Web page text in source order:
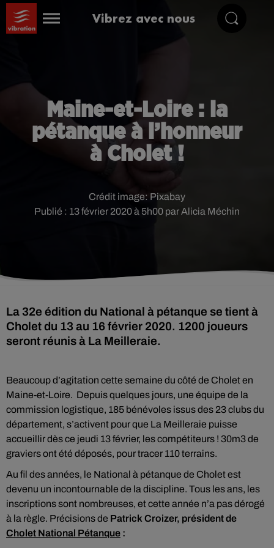
Vibrez avec nous
Maine-et-Loire : la
pétanque à l’honneur
à Cholet !
Publié : 13 février 2020 à 5h00 par Alicia Méchin
Crédit image: Pixabay
La 32e édition du National à pétanque se tient à
Cholet du 13 au 16 février 2020. 1200 joueurs
seront réunis à La Meilleraie.
Beaucoup d’agitation cette semaine du côté de Cholet en
Maine-et-Loire. Depuis quelques jours, une équipe de la
commission logistique, 185 bénévoles issus des 23 clubs du
département, s’activent pour que La Meilleraie puisse
accueillir dès ce jeudi 13 février, les compétiteurs ! 30m3 de
graviers ont été déposés, pour tracer 110 terrains.
Au fil des années, le National à pétanque de Cholet est
devenu un incontournable de la discipline. Tous les ans, les
inscriptions sont nombreuses, et cette année n’a pas dérogé
à la règle. Précisions de Patrick Croizer, président de
Cholet National Pétanque :